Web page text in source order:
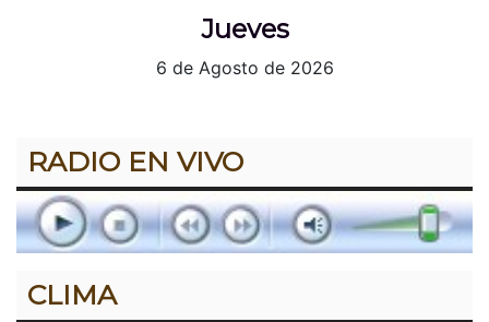
Jueves
6 de Agosto de 2026
RADIO EN VIVO
CLIMA